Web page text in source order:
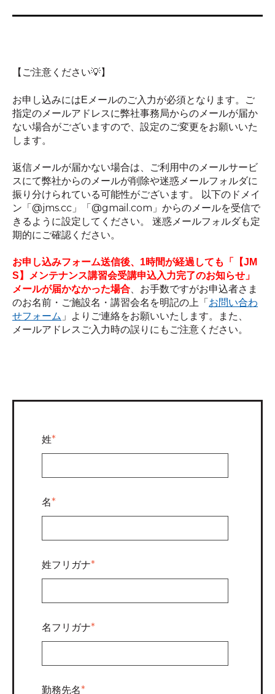
【ご注意ください💡】
お申し込みにはEメールのご入力が必須となります。
ご
指定のメールアドレスに弊社事務局からのメールが届か
ない場合がございますので、設定のご変更をお願いいた
します。
返信メールが届かない場合は、ご利用中のメールサービ
スにて弊社からのメールが削除や迷惑メールフォルダに
振り分けられている可能性がございます。 以下のドメイ
ン「@jms.cc 」「@gmail.com 」からのメールを受信で
きるように設定してください。 迷惑メールフォルダも定
期的にご確認ください。
お申し込みフォーム送信後、1時間が経過しても「【JM
S】メンテナンス講習会受講申込入力完了のお知らせ」
メールが届かなかった場合 、お手数ですがお申込者さま
のお名前・ご施設名・講習会名を明記の上「 お問い合わ
せフォーム 」よりご連絡をお願いいたします。また、
メールアドレスご入力時の誤りにもご注意ください。
姓*
名*
姓フリガナ*
名フリガナ*
勤務先名*